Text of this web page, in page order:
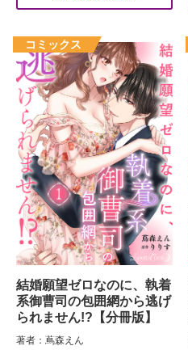
結婚願望ゼロなのに、執着
系御曹司の包囲網から逃げ
られません!?【分冊版】
著者：蔦森えん